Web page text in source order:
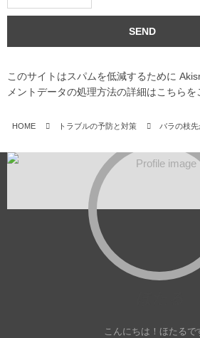
このサイトはスパムを低減するために
メントデータの処理方法の詳細はこちら
HOME トラブルの予防と対策 バラの枝
こんにちは！ほたるで